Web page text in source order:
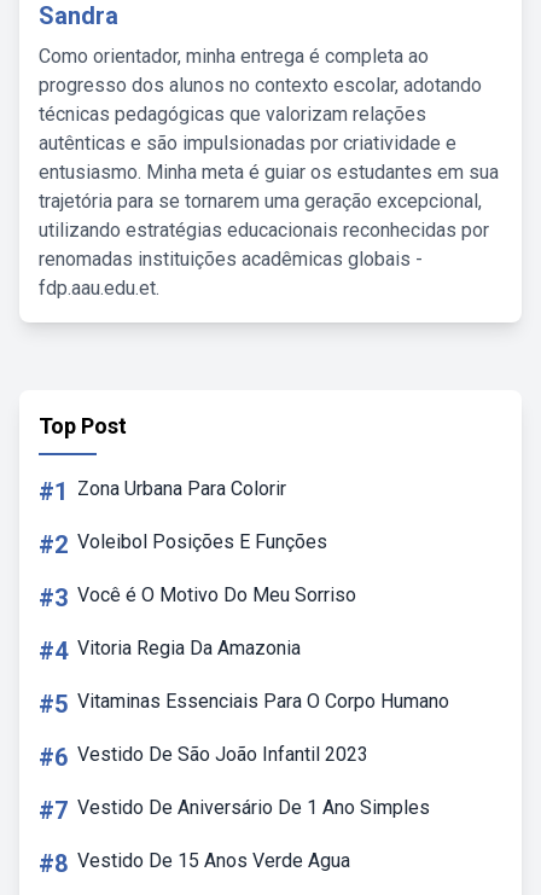
Sandra
Como orientador, minha entrega é completa ao
progresso dos alunos no contexto escolar, adotando
técnicas pedagógicas que valorizam relações
autênticas e são impulsionadas por criatividade e
entusiasmo. Minha meta é guiar os estudantes em sua
trajetória para se tornarem uma geração excepcional,
utilizando estratégias educacionais reconhecidas por
renomadas instituições acadêmicas globais -
fdp.aau.edu.et.
Top Post
#1 Zona Urbana Para Colorir
#2 Voleibol Posições E Funções
#3 Você é O Motivo Do Meu Sorriso
#4 Vitoria Regia Da Amazonia
#5 Vitaminas Essenciais Para O Corpo Humano
#6 Vestido De São João Infantil 2023
#7 Vestido De Aniversário De 1 Ano Simples
#8 Vestido De 15 Anos Verde Agua